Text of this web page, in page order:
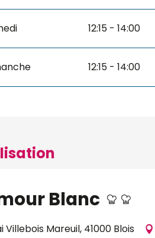
12:15 - 14:00
12:15 - 14:00
Blanc
Villebois Mareuil, 41000 Blois